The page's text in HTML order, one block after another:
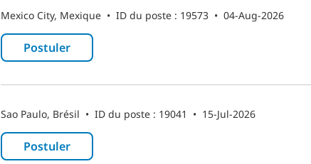
Mexico City, Mexique • ID du poste : 19573 • 04-Aug-2026
Postuler
Sao Paulo, Brésil • ID du poste : 19041 • 15-Jul-2026
Postuler